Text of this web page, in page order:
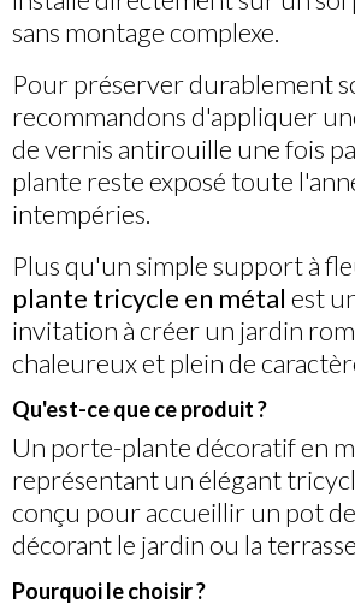
sans montage complexe.
Pour préserver durablement
recommandons d'appliquer
de vernis antirouille une fois
plante reste exposé toute
intempéries.
Plus qu'un simple support à
plante tricycle en métal est
invitation à créer un jardin
chaleureux et plein de
Qu'est-ce que ce produit ?
Un porte-plante décoratif en
représentant un élégant
conçu pour accueillir un pot
décorant le jardin ou la
Pourquoi le choisir ?